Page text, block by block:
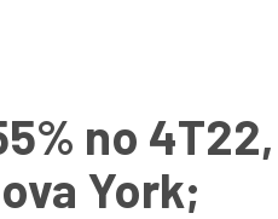
no
York;